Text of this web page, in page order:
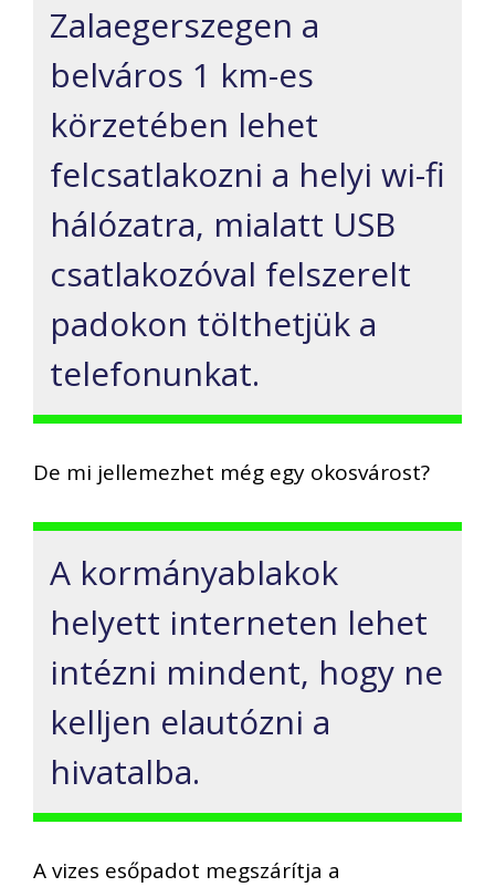
Zalaegerszegen a
belváros 1 km-es
körzetében lehet
felcsatlakozni a helyi wi-fi
hálózatra, mialatt USB
csatlakozóval felszerelt
padokon tölthetjük a
telefonunkat.
De mi jellemezhet még egy okosvárost?
A kormányablakok
helyett interneten lehet
intézni mindent, hogy ne
kelljen elautózni a
hivatalba.
A vizes esőpadot megszárítja a